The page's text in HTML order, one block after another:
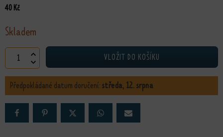
40 Kč
Skladem
bloček Učím se od koček množstvíVLOŽIT DO KOŠÍKU
Předpokládané datum doručení:středa, 12. srpna